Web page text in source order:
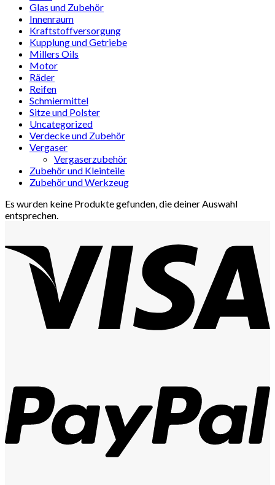
Glas und Zubehör
Innenraum
Kraftstoffversorgung
Kupplung und Getriebe
Millers Oils
Motor
Räder
Reifen
Schmiermittel
Sitze und Polster
Uncategorized
Verdecke und Zubehör
Vergaser
Vergaserzubehör
Zubehör und Kleinteile
Zubehör und Werkzeug
Es wurden keine Produkte gefunden, die deiner Auswahl
entsprechen.